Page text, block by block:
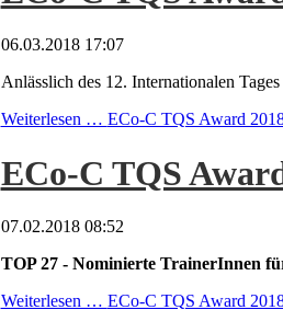
06.03.2018 17:07
Anlässlich des 12. Internationalen
Weiterlesen … ECo-C TQS Award
ECo-C TQS
07.02.2018 08:52
TOP 27 - Nominierte TrainerInnen
Weiterlesen … ECo-C TQS Award